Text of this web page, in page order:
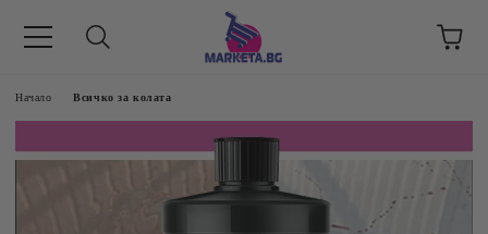
8 -17 ч/
Начало Всичко за колата